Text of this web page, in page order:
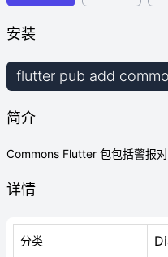
安装
flutter pub add
简介
Commons Flutter 包包括警报对
详情
分类